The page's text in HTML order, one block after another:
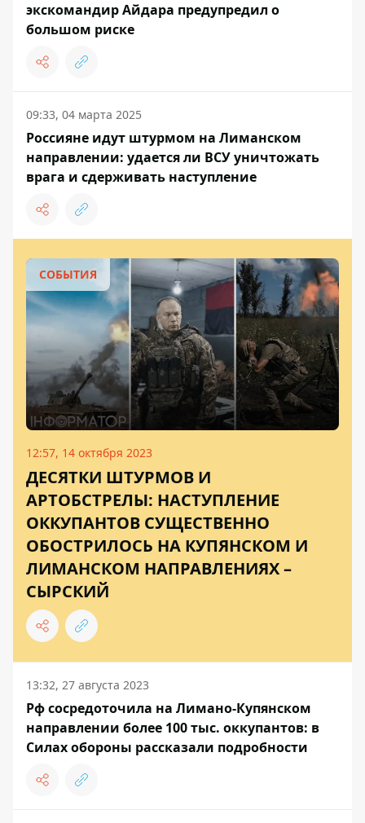
экскомандир Айдара предупредил о
большом риске
09:33, 04 марта 2025
Россияне идут штурмом на Лиманском
направлении: удается ли ВСУ уничтожать
врага и сдерживать наступление
СОБЫТИЯ
12:57, 14 октября 2023
ДЕСЯТКИ ШТУРМОВ И
АРТОБСТРЕЛЫ: НАСТУПЛЕНИЕ
ОККУПАНТОВ СУЩЕСТВЕННО
ОБОСТРИЛОСЬ НА КУПЯНСКОМ И
ЛИМАНСКОМ НАПРАВЛЕНИЯХ –
СЫРСКИЙ
13:32, 27 августа 2023
Рф сосредоточила на Лимано-Купянском
направлении более 100 тыс. оккупантов: в
Силах обороны рассказали подробности